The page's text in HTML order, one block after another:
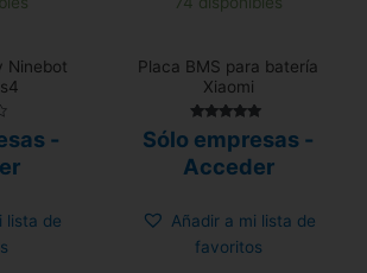
Ninebot
-
lista de
Placa BMS para batería
Xiaomi
5.00
Sólo empresas -
Acceder
Añadir a mi lista de
favoritos